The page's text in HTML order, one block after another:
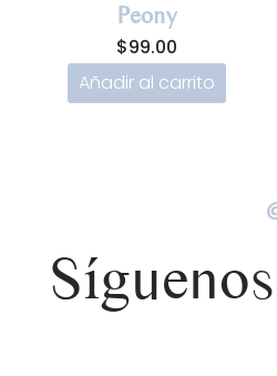
Peony
$99.00
Añadir al carrito